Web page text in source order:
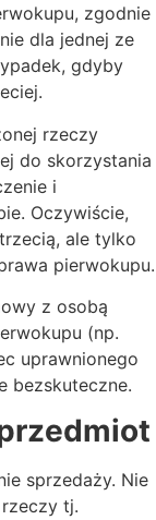
zgodnie
dla jednej ze
gdyby
rzeczy
do skorzystania
i
Oczywiście,
ale tylko
pierwokupu.
z osobą
(np.
uprawnionego
bezskuteczne.
sprzedaży. Nie
tj.